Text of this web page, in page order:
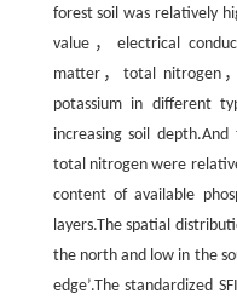
forest soil was relatively
value，electrical
matter，total nitrogen，
potassium in different
increasing soil
total nitrogen were
content of available
layers.The spatial
the north and low in the
edge’.The standardized